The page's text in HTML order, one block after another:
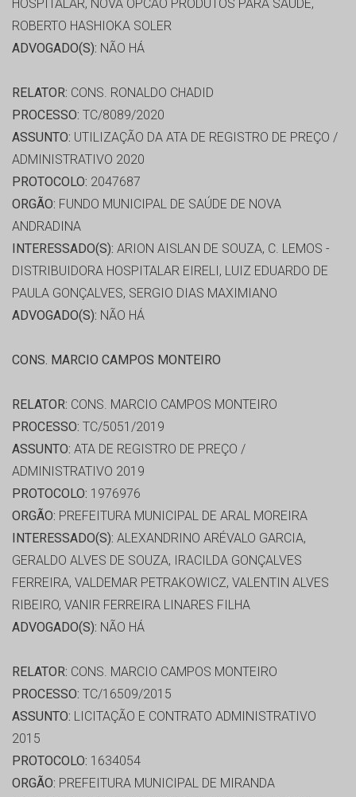
HOSPITALAR, NOVA OPCAO PRODUTOS PARA SAUDE,
ROBERTO HASHIOKA SOLER
ADVOGADO(S): NÃO HÁ
RELATOR: CONS. RONALDO CHADID
PROCESSO: TC/8089/2020
ASSUNTO: UTILIZAÇÃO DA ATA DE REGISTRO DE PREÇO /
ADMINISTRATIVO 2020
PROTOCOLO: 2047687
ORGÃO: FUNDO MUNICIPAL DE SAÚDE DE NOVA
ANDRADINA
INTERESSADO(S): ARION AISLAN DE SOUZA, C. LEMOS -
DISTRIBUIDORA HOSPITALAR EIRELI, LUIZ EDUARDO DE
PAULA GONÇALVES, SERGIO DIAS MAXIMIANO
ADVOGADO(S): NÃO HÁ
CONS. MARCIO CAMPOS MONTEIRO
RELATOR: CONS. MARCIO CAMPOS MONTEIRO
PROCESSO: TC/5051/2019
ASSUNTO: ATA DE REGISTRO DE PREÇO /
ADMINISTRATIVO 2019
PROTOCOLO: 1976976
ORGÃO: PREFEITURA MUNICIPAL DE ARAL MOREIRA
INTERESSADO(S): ALEXANDRINO ARÉVALO GARCIA,
GERALDO ALVES DE SOUZA, IRACILDA GONÇALVES
FERREIRA, VALDEMAR PETRAKOWICZ, VALENTIN ALVES
RIBEIRO, VANIR FERREIRA LINARES FILHA
ADVOGADO(S): NÃO HÁ
RELATOR: CONS. MARCIO CAMPOS MONTEIRO
PROCESSO: TC/16509/2015
ASSUNTO: LICITAÇÃO E CONTRATO ADMINISTRATIVO
2015
PROTOCOLO: 1634054
ORGÃO: PREFEITURA MUNICIPAL DE MIRANDA